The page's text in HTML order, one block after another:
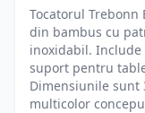
Tocatorul Trebonn
din bambus cu
inoxidabil.
suport pentru
Dimensiunile sunt
multicolor